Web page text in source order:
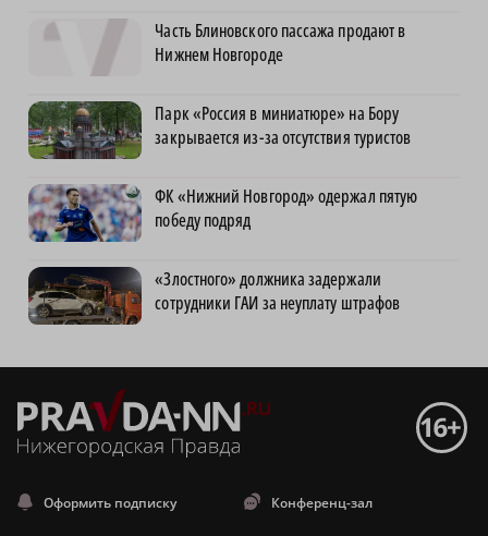
Часть Блиновского пассажа продают в
Нижнем Новгороде
Парк «Россия в миниатюре» на Бору
закрывается из-за отсутствия туристов
ФК «Нижний Новгород» одержал пятую
победу подряд
«Злостного» должника задержали
сотрудники ГАИ за неуплату штрафов
Оформить подписку Конференц-зал